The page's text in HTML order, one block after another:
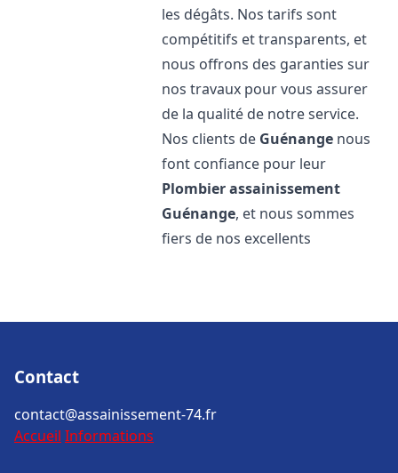
les dégâts. Nos tarifs sont
compétitifs et transparents, et
nous offrons des garanties sur
nos travaux pour vous assurer
de la qualité de notre service.
Nos clients de Guénange nous
font confiance pour leur
Plombier assainissement
Guénange, et nous sommes
fiers de nos excellents
Contact
contact@assainissement-74.fr
Accueil Informations